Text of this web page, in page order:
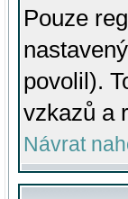
Pouze
povolil).
vzkazů a
Návrat